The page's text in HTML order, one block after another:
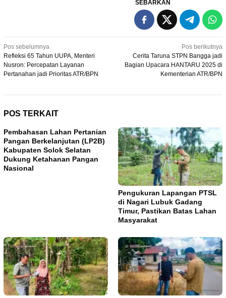
SEBARKAN
Navigasi
pos
Pos sebelumnya
Refleksi 65 Tahun UUPA, Menteri
Nusron: Percepatan Layanan
Pertanahan jadi Prioritas ATR/BPN
Pos berikutnya
Cerita Taruna STPN Bangga jadi
Bagian Upacara HANTARU 2025 di
Kementerian ATR/BPN
POS TERKAIT
Pembahasan Lahan Pertanian
Pangan Berkelanjutan (LP2B)
Kabupaten Solok Selatan
Dukung Ketahanan Pangan
Nasional
Pengukuran Lapangan PTSL
di Nagari Lubuk Gadang
Timur, Pastikan Batas Lahan
Masyarakat